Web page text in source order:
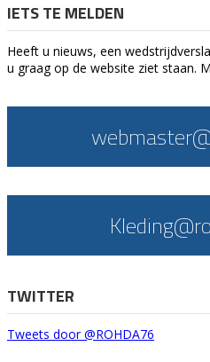
IETS TE MELDEN
Heeft u nieuws, een
u graag op de website ziet staan.
TWITTER
Tweets door @ROHDA76